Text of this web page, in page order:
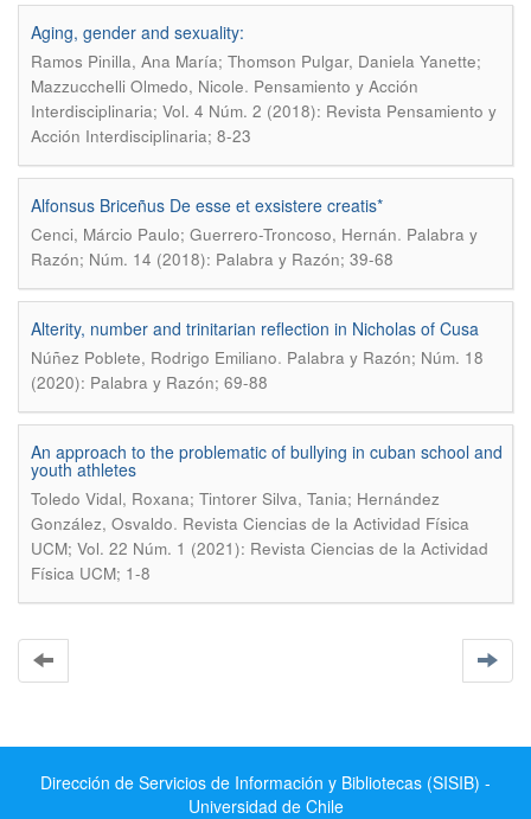
Aging, gender and sexuality:
Ramos Pinilla, Ana María; Thomson Pulgar, Daniela Yanette;
Mazzucchelli Olmedo, Nicole. Pensamiento y Acción
Interdisciplinaria; Vol. 4 Núm. 2 (2018): Revista Pensamiento y
Acción Interdisciplinaria; 8-23
Alfonsus Briceñus De esse et exsistere creatis*
Cenci, Márcio Paulo; Guerrero-Troncoso, Hernán. Palabra y
Razón; Núm. 14 (2018): Palabra y Razón; 39-68
Alterity, number and trinitarian reflection in Nicholas of Cusa
Núñez Poblete, Rodrigo Emiliano. Palabra y Razón; Núm. 18
(2020): Palabra y Razón; 69-88
An approach to the problematic of bullying in cuban school and
youth athletes
Toledo Vidal, Roxana; Tintorer Silva, Tania; Hernández
González, Osvaldo. Revista Ciencias de la Actividad Física
UCM; Vol. 22 Núm. 1 (2021): Revista Ciencias de la Actividad
Física UCM; 1-8
Dirección de Servicios de Información y Bibliotecas (SISIB) -
Universidad de Chile